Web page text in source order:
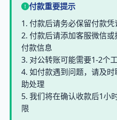
付款重要提示
1. 付款后请务必保留付款凭
2. 付款后请添加客服微信
付款信息
3. 对公转账可能需要1-2个
4. 如付款遇到问题，请及
助处理
5. 我们将在确认收款后1小
限